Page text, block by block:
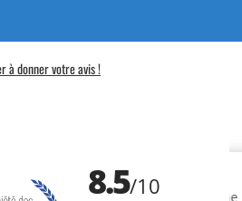
à donner votre avis !